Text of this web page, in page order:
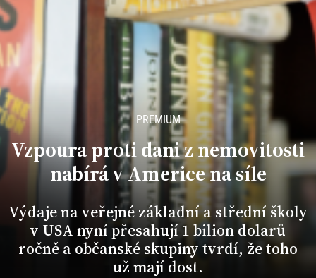
PREMIUM
Vzpoura proti dani z nemovitosti
nabírá v Americe na síle
Výdaje na veřejné základní a střední školy
v USA nyní přesahují 1 bilion dolarů
ročně a občanské skupiny tvrdí, že toho
už mají dost.